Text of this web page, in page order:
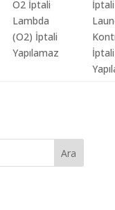
Lambda
(O2) İptali
Yapılamaz
İptali
Ara